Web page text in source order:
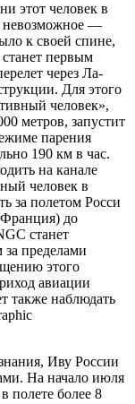
этот человек в
невозможное —
к своей спине,
первым
через Ла-
Для этого
человек»,
метров, запустит
парения
190 км в час.
на канале
человек в
за полетом Росси
до
станет
пределами
этого
авиации
также наблюдать
Иву России
На начало июля
полете более 8